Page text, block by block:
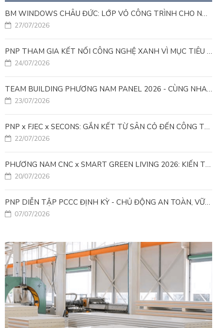
BM WINDOWS CHÂU ĐỨC: LỚP VỎ CÔNG TRÌNH CHO NHÀ MÁY LEED GOLD
27/07/2026
PNP THAM GIA KẾT NỐI CÔNG NGHỆ XANH VÌ MỤC TIÊU PHÁT TRIỂN BỀN VỮNG
24/07/2026
TEAM BUILDING PHƯƠNG NAM PANEL 2026 - CÙNG NHAU ĐI XA, CÙNG NHAU LỚN MẠNH
23/07/2026
PNP x FJEC x SECONS: GẮN KẾT TỪ SÂN CỎ ĐẾN CÔNG TRÌNH
22/07/2026
PHƯƠNG NAM CNC x SMART GREEN LIVING 2026: KIẾN TẠO ĐÔ THỊ XANH TỪ NHỮNG GIẢI PHÁP FACADE
20/07/2026
PNP DIỄN TẬP PCCC ĐỊNH KỲ - CHỦ ĐỘNG AN TOÀN, VỮNG VÀNG VẬN HÀNH
07/07/2026